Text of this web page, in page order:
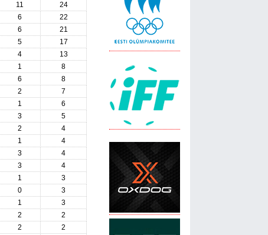
11
24
6
22
6
21
5
17
4
13
1
8
6
8
2
7
1
6
3
5
2
4
1
4
3
4
3
4
1
3
0
3
1
3
2
2
2
2